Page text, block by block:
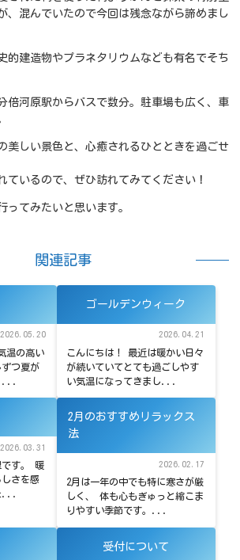
、混んでいたので今回は残念ながら諦めまし
的建造物やプラネタリウムなども有名でそち
倍河原駅からバスで数分。駐車場も広く、車
美しい景色と、心癒されるひとときを過ごせ
ているので、ぜひ訪れてみてください！
ってみたいと思います。
関連記事
2026.05.20
温の高い
つ夏が
...
ゴールデンウィーク
2026.04.21
こんにちは！ 最近は暖かい日々
が続いていてとても過ごしやす
い気温になってきまし...
2026.03.31
です。 暖
さを感
...
2月のおすすめリラックス
法
2026.02.17
2月は一年の中でも特に寒さが厳
しく、 体も心もぎゅっと縮こま
りやすい季節です。...
受付について